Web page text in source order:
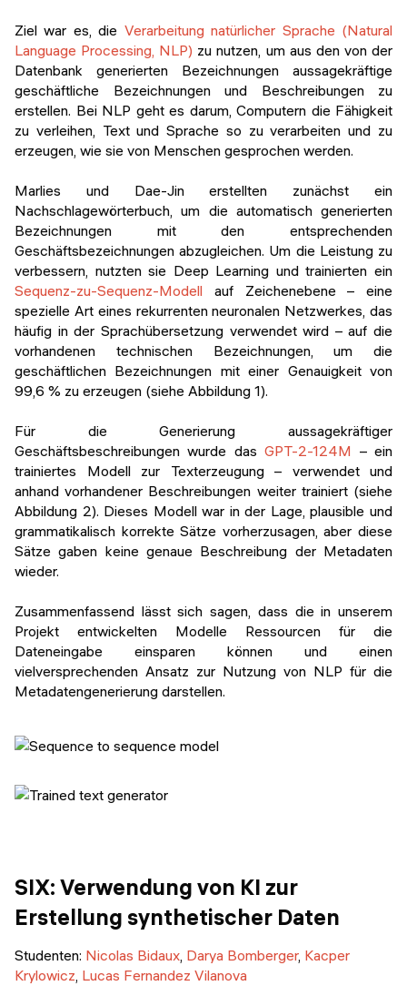
Ziel war es, die Verarbeitung natürlicher Sprache (Natural
Language Processing, NLP) zu nutzen, um aus den von der
Datenbank generierten Bezeichnungen aussagekräftige
geschäftliche Bezeichnungen und Beschreibungen zu
erstellen. Bei NLP geht es darum, Computern die Fähigkeit
zu verleihen, Text und Sprache so zu verarbeiten und zu
erzeugen, wie sie von Menschen gesprochen werden.
Marlies und Dae-Jin erstellten zunächst ein
Nachschlagewörterbuch, um die automatisch generierten
Bezeichnungen mit den entsprechenden
Geschäftsbezeichnungen abzugleichen. Um die Leistung zu
verbessern, nutzten sie Deep Learning und trainierten ein
Sequenz-zu-Sequenz-Modell auf Zeichenebene – eine
spezielle Art eines rekurrenten neuronalen Netzwerkes, das
häufig in der Sprachübersetzung verwendet wird – auf die
vorhandenen technischen Bezeichnungen, um die
geschäftlichen Bezeichnungen mit einer Genauigkeit von
99,6 % zu erzeugen (siehe Abbildung 1).
Für die Generierung aussagekräftiger
Geschäftsbeschreibungen wurde dasGPT-2-124M – ein
trainiertes Modell zur Texterzeugung – verwendet und
anhand vorhandener Beschreibungen weiter trainiert (siehe
Abbildung 2). Dieses Modell war in der Lage, plausible und
grammatikalisch korrekte Sätze vorherzusagen, aber diese
Sätze gaben keine genaue Beschreibung der Metadaten
wieder.
Zusammenfassend lässt sich sagen, dass die in unserem
Projekt entwickelten Modelle Ressourcen für die
Dateneingabe einsparen können und einen
vielversprechenden Ansatz zur Nutzung von NLP für die
Metadatengenerierung darstellen.
SIX: ​​Verwendung von KI zur
Erstellung synthetischer Daten
Studenten: Nicolas Bidaux, Darya Bomberger, Kacper
Krylowicz, Lucas Fernandez Vilanova